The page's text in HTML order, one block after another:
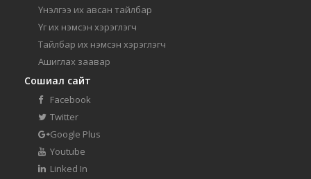
Үнэлгээ их авсан тайлбар
Үг их нэмсэн хэрэглэгч
Тайлбар их нэмсэн хэрэглэгч
Ашиглах заавар
Сошиал сайт
Facebook
Twitter
Google Plus
Youtube
Linked In